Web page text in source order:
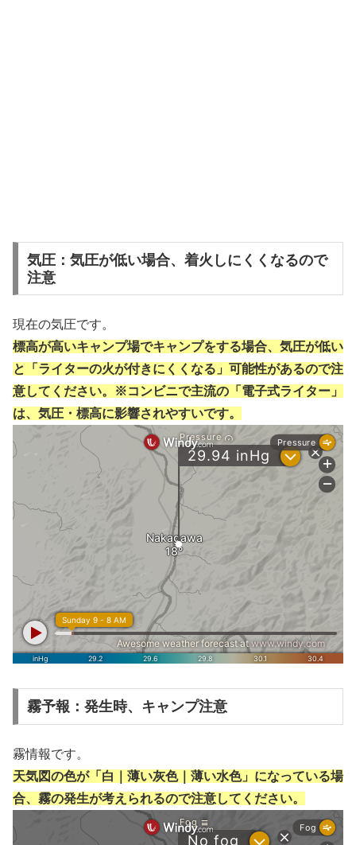
気圧：気圧が低い場合、着火しにくくなるので
注意
現在の気圧です。
標高が高いキャンプ場でキャンプをする場合、気圧が低い
と「ライターの火が付きにくくなる」可能性があるので注
意してください。※コンビニで主流の「電子式ライター」
は、気圧・標高に影響されやすいです。
霧予報：発生時、キャンプ注意
霧情報です。
天気図の色が「白｜薄い灰色｜薄い水色」になっている場
合、霧の発生が考えられるので注意してください。